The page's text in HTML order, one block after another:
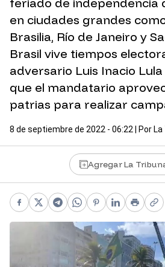
en ciudades grandes
Brasilia, Río de Janeiro y
Brasil vive tiempos
adversario Luis Inacio
que el mandatario
patrias para realizar
8 de septiembre de 2022 - 06:22 | Por
Agregar La
Facebook
X Telegram
WhatsApp
Pinterest
LinkedIn
Print